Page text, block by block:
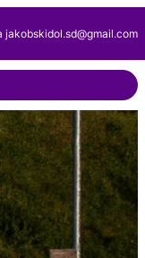
jakobskidol.sd@gmail.com